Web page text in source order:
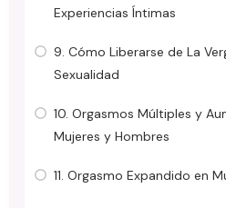
Experiencias Íntimas
9. Cómo Liberarse de La
Sexualidad
10. Orgasmos Múltiples y
Mujeres y Hombres
11. Orgasmo Expandido en